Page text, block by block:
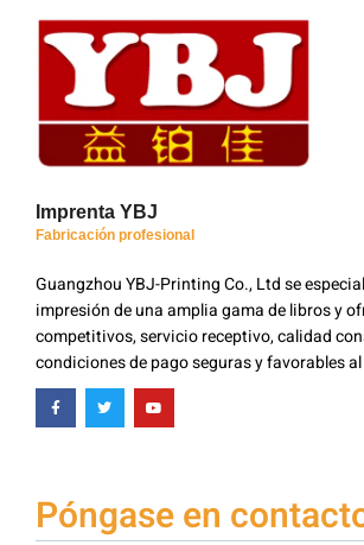
Imprenta YBJ
Fabricación profesional
Guangzhou YBJ-Printing Co., Ltd se
impresión de una amplia gama de libros y
competitivos, servicio receptivo, calidad
condiciones de pago seguras y favorables
Póngase en